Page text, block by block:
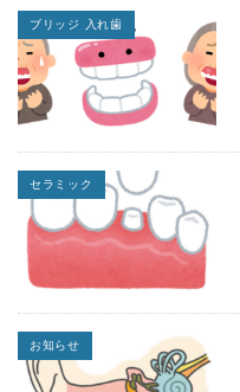
ブリッジ 入れ歯
セラミック
お知らせ